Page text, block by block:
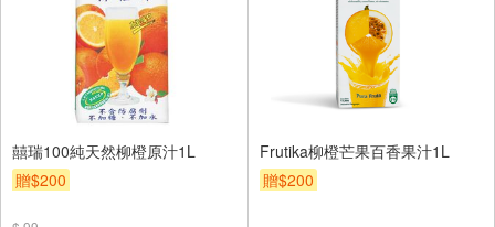
囍瑞100純天然柳橙原汁1L
贈$200
Frutika柳橙芒果百香果汁1L
贈$200